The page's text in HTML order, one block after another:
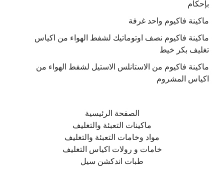
بإحكام
ماكينة فاكيوم واحد غرفة
ماكينة فاكيوم نصف اوتوماتيك لشفط الهواء من اكياس
تغليف بكر خيط
ماكينة فاكيوم من الاستانلس الاستيل لشفط الهواء من
اكياس المشروم
الصفحة الرئيسية
ماكينات التعبئة والتغليف
مواد وخامات التعبئة والتغليف
خامات و رولات اكياس التغليف
طبات اندكشن سيل